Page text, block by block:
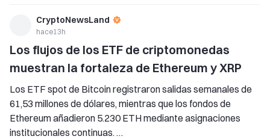
CryptoNewsLand
hace13h
Los flujos de los ETF de criptomonedas
muestran la fortaleza de Ethereum y XRP
Los ETF spot de Bitcoin registraron salidas semanales de
61,53 millones de dólares, mientras que los fondos de
Ethereum añadieron 5.230 ETH mediante asignaciones
institucionales continuas.